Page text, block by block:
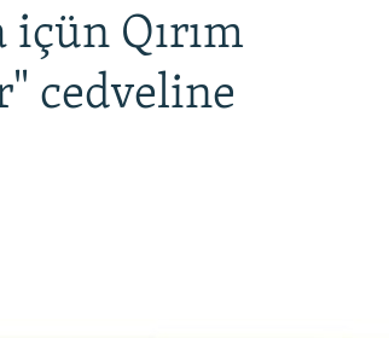
içün Qırım
cedveline